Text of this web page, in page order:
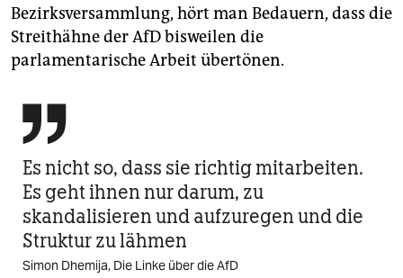
Bezirksversammlung, hört man Bedauern, dass die
Streithähne der AfD bisweilen die
parlamentarische Arbeit übertönen.

Es nicht so, dass sie richtig mitarbeiten.
Es geht ihnen nur darum, zu
skandalisieren und aufzuregen und die
Struktur zu lähmen
Simon Dhemija, Die Linke über die AfD